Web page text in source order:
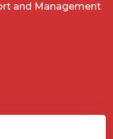
and Management